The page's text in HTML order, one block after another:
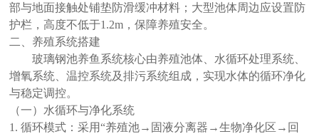
部与地面接触处铺垫防滑缓冲材料；大型池体周边应设置防
护栏，高度不低于1.2m，保障养殖安全。
二
、养殖系统搭建
玻璃钢池养鱼系统核心由养殖池体、水循环处理系统、
增氧系统、温控系统及排污系统组成，实现水体的循环净化
与稳定调控。
（一）水循环与净化系统
1. 循环模式：采用“养殖池→固液分离器→生物净化区→回